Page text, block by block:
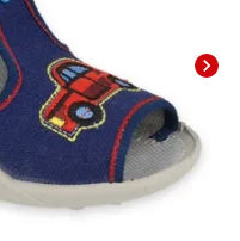
chevron_right